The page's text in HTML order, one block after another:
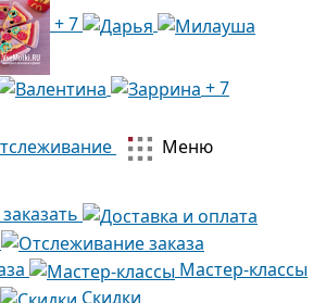
+ 7
+ 7
Меню
Мастер-классы
Скидки